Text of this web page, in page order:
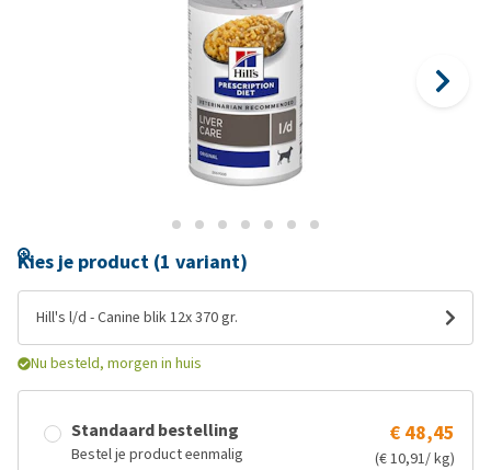
Kies je product (1 variant)
Hill's l/d - Canine blik 12x 370 gr.
Nu besteld, morgen in huis
Standaard bestelling
Bestel je product eenmalig
€ 48,45
(€ 10,91/ kg)